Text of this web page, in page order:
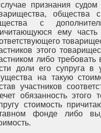
признания судом
общества
с
ему
этого
либо
доли его супруга
на такую
участников
обязанность
стоимость
фонде либо